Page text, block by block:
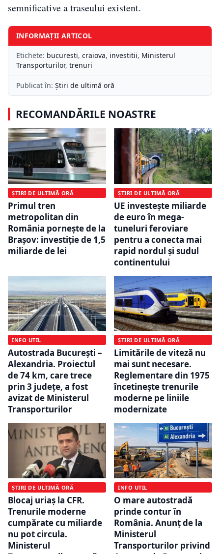
semnificative a traseului existent.
INFORMAȚII ARTICOL
Etichete: bucuresti, craiova, investitii, Ministerul
Transporturilor, trenuri
Publicat în: Știri de ultimă oră
RECOMANDĂRILE NOASTRE
ȘTIRI DE ULTIMĂ ORĂ
Primul tren
metropolitan din
România pornește de la
Brașov: investiție de 1,5
miliarde de lei
ȘTIRI DE ULTIMĂ ORĂ
UE investește miliarde
de euro în mega-
tuneluri feroviare
pentru a conecta mai
rapid nordul și sudul
continentului
INFO UTIL
Autostrada București –
Alexandria. Proiectul
de 74 km, care trece
prin 3 județe, a fost
avizat de Ministerul
Transporturilor
ȘTIRI DE ULTIMĂ ORĂ
Limitările de viteză nu
mai sunt necesare.
Reglementare din 1975
încetinește trenurile
moderne pe liniile
modernizate
ȘTIRI DE ULTIMĂ ORĂ
Blocaj uriaș la CFR.
Trenurile moderne
cumpărate cu miliarde
nu pot circula.
Ministerul
INFO UTIL
O mare autostradă
prinde contur în
România. Anunț de la
Ministerul
Transporturilor privind